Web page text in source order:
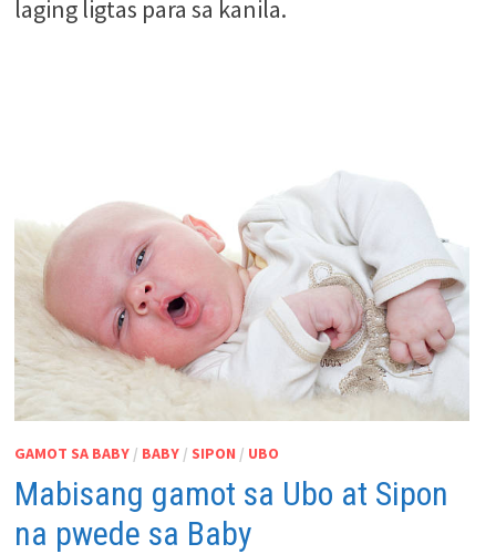
laging ligtas para sa kanila.
GAMOT SA BABY/ BABY/ SIPON / UBO
Mabisang gamot sa Ubo at Sipon
na pwede sa Baby